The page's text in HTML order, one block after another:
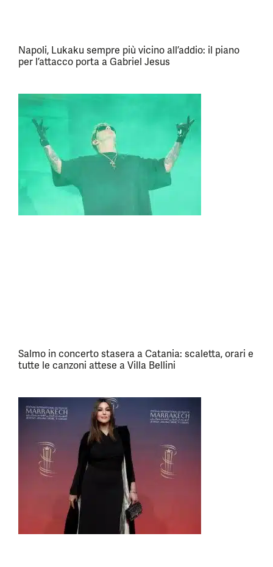
Napoli, Lukaku sempre più vicino all’addio: il piano
per l’attacco porta a Gabriel Jesus
Salmo in concerto stasera a Catania: scaletta, orari e
tutte le canzoni attese a Villa Bellini